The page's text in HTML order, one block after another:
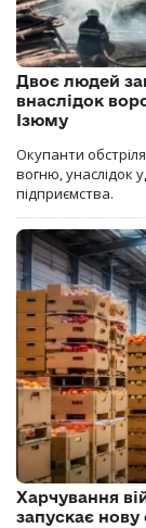
Двоє людей
внаслідок
Ізюму
Окупанти
вогню, унаслідок
підприємства.
Харчування
запускає нову